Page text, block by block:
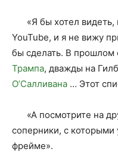
«Я бы хотел видеть,
YouTube, и я не вижу
бы сделать. В прошлом
Трампа, дважды на
О’Салливана … Этот
«А посмотрите на
соперники, с
фрейме».